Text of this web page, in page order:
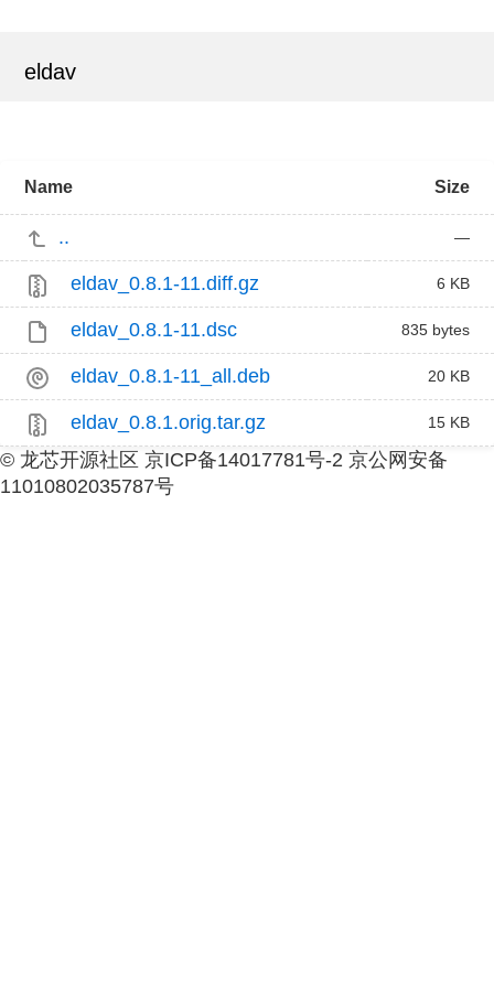
eldav
Name Size
.. —
eldav_0.8.1-11.diff.gz 6 KB
eldav_0.8.1-11.dsc 835 bytes
eldav_0.8.1-11_all.deb 20 KB
eldav_0.8.1.orig.tar.gz 15 KB
© 龙芯开源社区 京ICP备14017781号-2 京公网安备
11010802035787号